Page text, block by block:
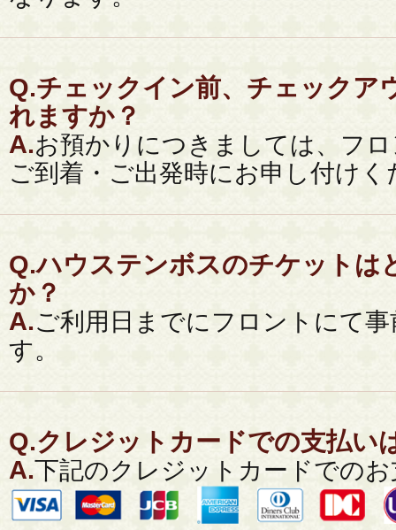
Q.チェックイン前、チェックア
れますか？
A.お預かりにつきましては、フ
ご到着・ご出発時にお申し付けく
Q.ハウステンボスのチケットは
か？
A.ご利用日までにフロントにて
す。
Q.クレジットカードでの支払い
A.下記のクレジットカードでの